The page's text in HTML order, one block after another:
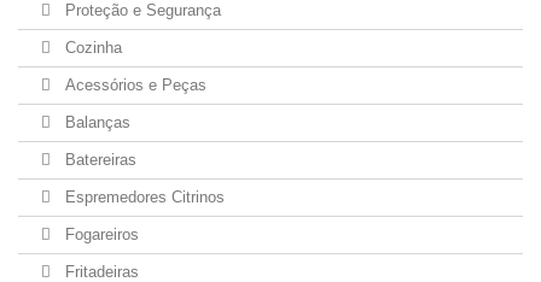
Proteção e Segurança
Cozinha
Acessórios e Peças
Balanças
Batereiras
Espremedores Citrinos
Fogareiros
Fritadeiras